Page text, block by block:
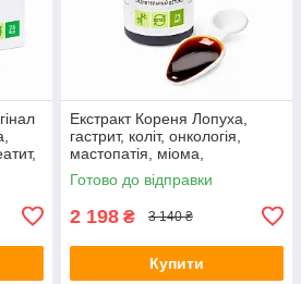
Екстракт Кореня Лопуха,
гастрит, коліт, онкологія,
мастопатія, міома,
фіброміома, отруєння,
алергія, очищення
Готово до відправки
2 198 ₴ 3 140 ₴
Купити